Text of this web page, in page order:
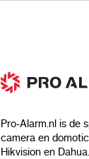
Pro-Alarm.nl is de
camera en
Hikvision en Dahua.